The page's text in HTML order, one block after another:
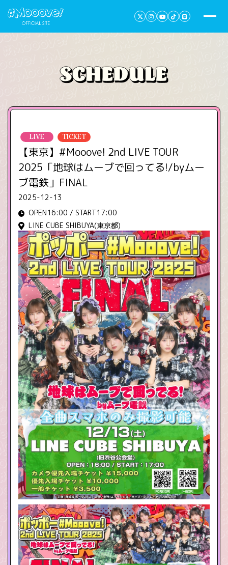
LIVE TICKET
【東京】#Mooove! 2nd LIVE TOUR
2025「地球はムーブで回ってる!/by️ムー
ブ電鉄」FINAL
2025-12-13
OPEN16:00 / START17:00
LINE CUBE SHIBUYA(東京都)